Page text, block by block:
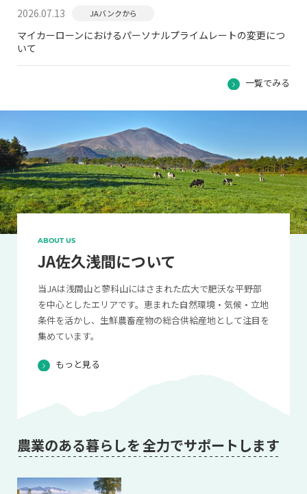
2026.07.13 JAバンクから
マイカーローンにおけるパーソナルプライムレートの変更につ
いて
一覧でみる
ABOUT US
JA佐久浅間について
当JAは浅間山と蓼科山にはさまれた広大で肥沃な平野部
を中心としたエリアです。恵まれた自然環境・気候・立地
条件を活かし、生鮮農畜産物の総合供給産地として注目を
集めています。
もっと見る
農業のある暮らしを全力でサポートします